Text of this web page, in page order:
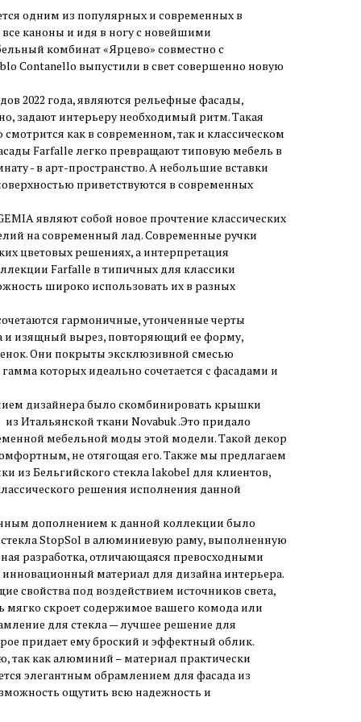
одним из популярных и современных в
каноны и идя в ногу с новейшими
комбинат «Ярцево» совместно с
Contanello выпустили в свет совершенно новую
года, являются рельефные фасады,
задают интерьеру необходимый ритм. Такая
как в современном, так и классическом
Farfalle легко превращают типовую мебель в
- в арт-пространство. А небольшие вставки
приветствуются в современных
являют собой новое прочтение классических
на современный лад. Современные ручки
цветовых решениях, а интерпретация
Farfalle в типичных для классики
широко использовать их в разных
гармоничные, утонченные черты
и изящный вырез, повторяющий ее форму,
Они покрыты эксклюзивной смесью
которых идеально сочетается с фасадами и
дизайнера было скомбинировать крышки
Итальянской ткани Novabuk .Это придало
мебельной моды этой модели. Такой декор
не отягощая его. Также мы предлагаем
из Бельгийского стекла lakobel для клиентов,
решения исполнения данной
дополнением к данной коллекции было
StopSol в алюминиевую раму, выполненную
разработка, отличающаяся превосходными
материал для дизайна интерьера.
свойства под воздействием источников света,
мягко скроет содержимое вашего комода или
для стекла — лучшее решение для
придает ему броский и эффектный облик.
так как алюминий – материал практически
элегантным обрамлением для фасада из
ощутить всю надежность и